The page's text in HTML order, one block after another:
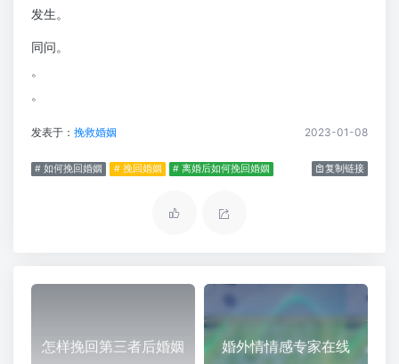
发生。
同问。
。
。
发表于： 挽救婚姻 2023-01-08
# 如何挽回婚姻 # 挽回婚姻 # 离婚后如何挽回婚姻 复制链接
怎样挽回第三者后婚姻 婚外情情感专家在线